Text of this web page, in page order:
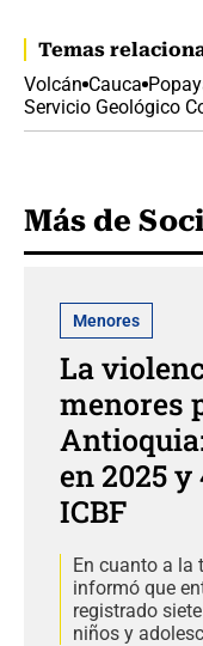
Temas
Volcán Cauca
Servicio Geológico
Más de
Menores
La
menores
en 2025 y
ICBF
En cuanto a la
informó que
registrado
niños y